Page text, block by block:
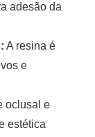
adesão da
A resina é
e
oclusal e
estética